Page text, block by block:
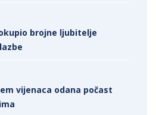
brojne ljubitelje
vijenaca odana počast